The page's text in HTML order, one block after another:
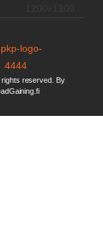
rights reserved. By